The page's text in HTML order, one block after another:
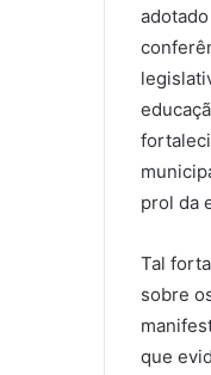
prol da
Tal
sobre
que